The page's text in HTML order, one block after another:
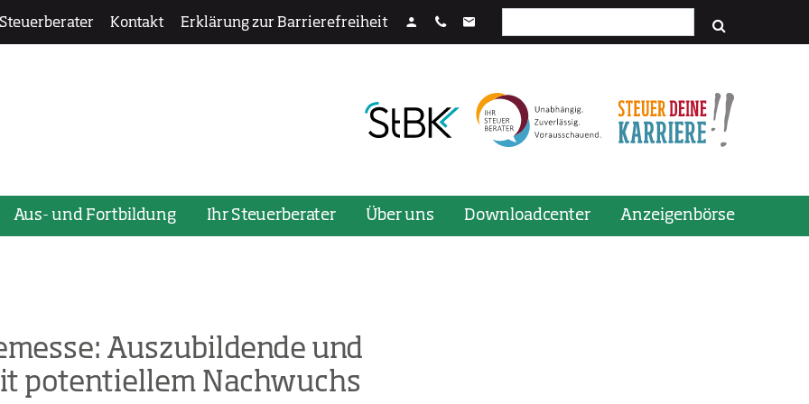
Kontakt Erklärung zur Barrierefreiheit
zu öffnen oder zu schließen, verwenden Sie bitte die Tastenkombination STRG + Enter.
Aus- und Fortbildung Ihr Steuerberater Über uns Downloadcenter Anzeigenbörse
Auszubildende und
potentiellem Nachwuchs